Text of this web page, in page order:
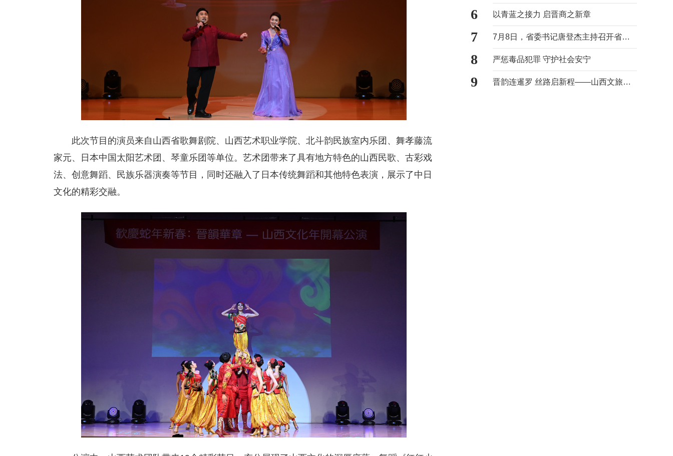
此次节目的演员来自山西省歌舞剧院、山西艺术职业学院、北斗韵民族室内乐团、舞孝藤流
家元、日本中国太阳艺术团、琴童乐团等单位。艺术团带来了具有地方特色的山西民歌、古彩戏
法、创意舞蹈、民族乐器演奏等节目，同时还融入了日本传统舞蹈和其他特色表演，展示了中日
文化的精彩交融。
6 以青蓝之接力 启晋商之新章
7 7月8日，省委书记唐登杰主持召开省委常委会会议
8 严惩毒品犯罪 守护社会安宁
9 晋韵连暹罗 丝路启新程——山西文旅专题推介活动在泰国曼谷成功举办